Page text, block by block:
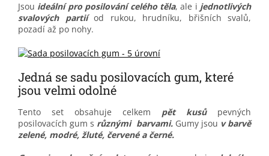
Jsou ideální pro posilování celého těla, ale i jednotlivých
svalových partiíod rukou, hrudníku, břišních svalů,
pozadí až po nohy.
Jedná se sadu posilovacích gum, které
jsou velmi odolné
Tento set obsahuje celkem pět kusů pevných
posilovacích gum s různými barvami. Gumy jsou v barvě
zelené, modré, žluté, červené a černé.